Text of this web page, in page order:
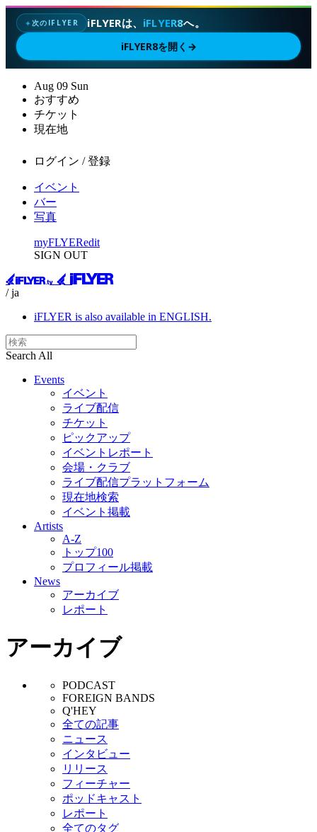
✦次のIFLYER iFLYERは、 iFLYER8へ。
iFLYER8を開く →
Aug 09 Sun
おすすめ
チケット
現在地
ログイン / 登録
イベント
バー
写真
myFLYERedit
SIGN OUT
/ ja
iFLYER is also available in ENGLISH.
Search All
Events
イベント
ライブ配信
チケット
ピックアップ
イベントレポート
会場・クラブ
ライブ配信プラットフォーム
現在地検索
イベント掲載
Artists
A-Z
トップ100
プロフィール掲載
News
アーカイブ
レポート
アーカイブ
PODCAST
FOREIGN BANDS
Q'HEY
全ての記事
ニュース
インタビュー
リリース
フィーチャー
ポッドキャスト
レポート
全てのタグ